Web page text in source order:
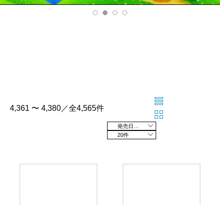
v
xt
4,361 〜 4,380／全4,565件
20件